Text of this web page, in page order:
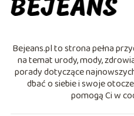
Bejeans.pl to strona pełna
na temat urody, mody,
porady dotyczące
dbać o siebie i swoje
pomogą Ci w